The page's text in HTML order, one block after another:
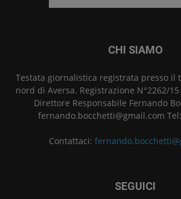
CHI SIAMO
Testata giornalistica registrata presso il
nord di Aversa. Registrazione N°2262/
Direttore Responsabile Fernando
fernando.bocchetti@gmail.com
Contattaci:
SEGUICI